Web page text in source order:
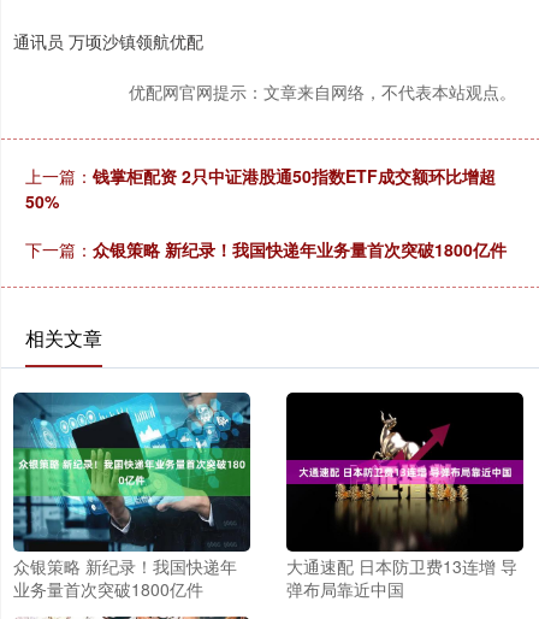
通讯员 万顷沙镇领航优配
优配网官网提示：文章来自网络，不代表本站观点。
上一篇： 钱掌柜配资 2只中证港股通50指数ETF成交额环比增超
50%
下一篇： 众银策略 新纪录！我国快递年业务量首次突破1800亿件
相关文章
众银策略 新纪录！我国快递年
业务量首次突破1800亿件
大通速配 日本防卫费13连增 导
弹布局靠近中国